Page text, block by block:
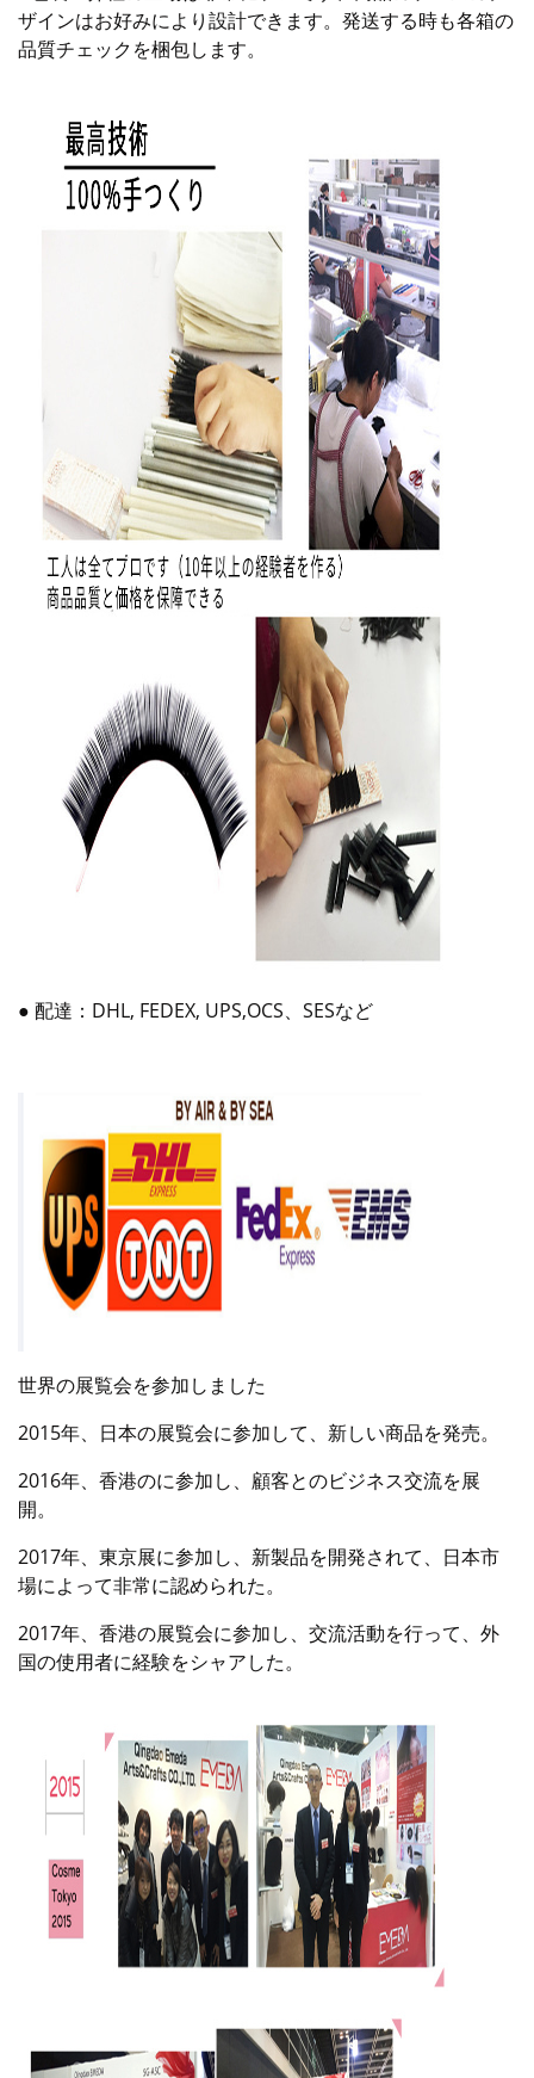
ザインはお好みにより設計できます。発送する時も各箱の
品質チェックを梱包します。
● 配達：DHL, FEDEX, UPS,OCS、SESなど
世界の展覧会を参加しました
2015年、日本の展覧会に参加して、新しい商品を発売。
2016年、香港のに参加し、顧客とのビジネス交流を展
開。
2017年、東京展に参加し、新製品を開発されて、日本市
場によって非常に認められた。
2017年、香港の展覧会に参加し、交流活動を行って、外
国の使用者に経験をシャアした。